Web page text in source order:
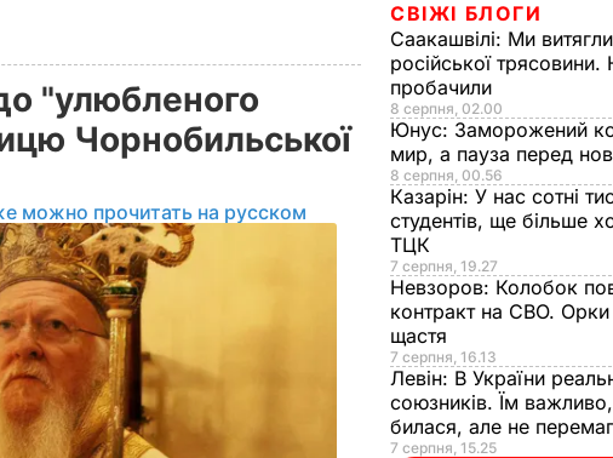
"улюбленого
Чорнобильської
можно прочитать на русском
СВІЖІ БЛОГИ
Саакашвілі: Ми
російської
пробачили
8 серпня, 02.00
Юнус: Заморожений
мир, а пауза перед
8 серпня, 00.56
Казарін: У нас сотні
студентів, ще більше
ТЦК
7 серпня, 19.27
Невзоров: Колобок
контракт на СВО.
щастя
7 серпня, 16.13
Левін: В України
союзників. Їм
билася, але не
7 серпня, 15.25